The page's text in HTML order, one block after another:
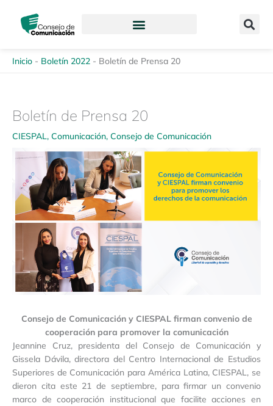
contenido
Inicio - Boletín 2022 - Boletín de Prensa 20
Boletín de Prensa 20
CIESPAL, Comunicación, Consejo de Comunicación
Consejo de Comunicación y CIESPAL firman convenio de
cooperación para promover la comunicación
Jeannine Cruz, presidenta del Consejo de Comunicación y
Gissela Dávila, directora del Centro Internacional de Estudios
Superiores de Comunicación para América Latina, CIESPAL, se
dieron cita este 21 de septiembre, para firmar un convenio
marco de cooperación institucional que facilite acciones en